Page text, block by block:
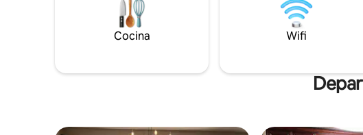
bañera de hidromasaje privada te invita a
relajar tu mente en compañía de serenas
puestas de sol y amaneceres. Con una
sueños.
cabaña ofrece
esquí y rutas de
huéspedes, también
Cocina Wifi